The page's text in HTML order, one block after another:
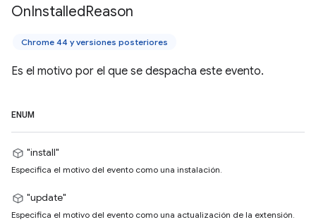
OnInstalledReason
Chrome 44 y versiones posteriores
Es el motivo por el que se despacha este evento.
ENUM
"install"
Especifica el motivo del evento como una instalación.
"update"
Especifica el motivo del evento como una actualización de la extensión.